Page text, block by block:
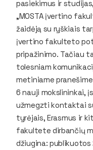
pasiekimus ir
„MOSTA įvertino
žaidėją su ryškiais
įvertino fakulteto
pripažinimo. Tačiau
tolesniam
metiniame
6 nauji mokslininkai,
užmegzti kontaktai
tyrėjais, Erasmus ir
fakultete dirbančių
džiugina: